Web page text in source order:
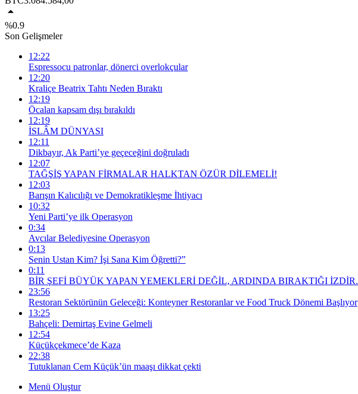
%0.9
Son Gelişmeler
12:22
Espressocu patronlar, dönerci overlokçular
12:20
Kraliçe Beatrix Tahtı Neden Bıraktı
12:19
Öcalan kapsam dışı bırakıldı
12:19
İSLÂM DÜNYASI
12:11
Dikbayır, Ak Parti’ye geçeceğini doğruladı
12:07
TAĞŞİŞ YAPAN FİRMALAR HALKTAN ÖZÜR DİLEMELİ!
12:03
Barışın Kalıcılığı ve Demokratikleşme İhtiyacı
10:32
Yeni Parti’ye ilk Operasyon
0:34
Avcılar Belediyesine Operasyon
0:13
Senin Ustan Kim? İşi Sana Kim Öğretti?”
0:11
BİR ŞEFİ BÜYÜK YAPAN YEMEKLERİ DEĞİL, ARDINDA BIRAKTIĞI İZDİR.
23:56
Restoran Sektörünün Geleceği: Konteyner Restoranlar ve Food Truck Dönemi Başlıyor
13:25
Bahçeli: Demirtaş Evine Gelmeli
12:54
Küçükçekmece’de Kaza
22:38
Tutuklanan Cem Küçük’ün maaşı dikkat çekti
Menü Oluştur